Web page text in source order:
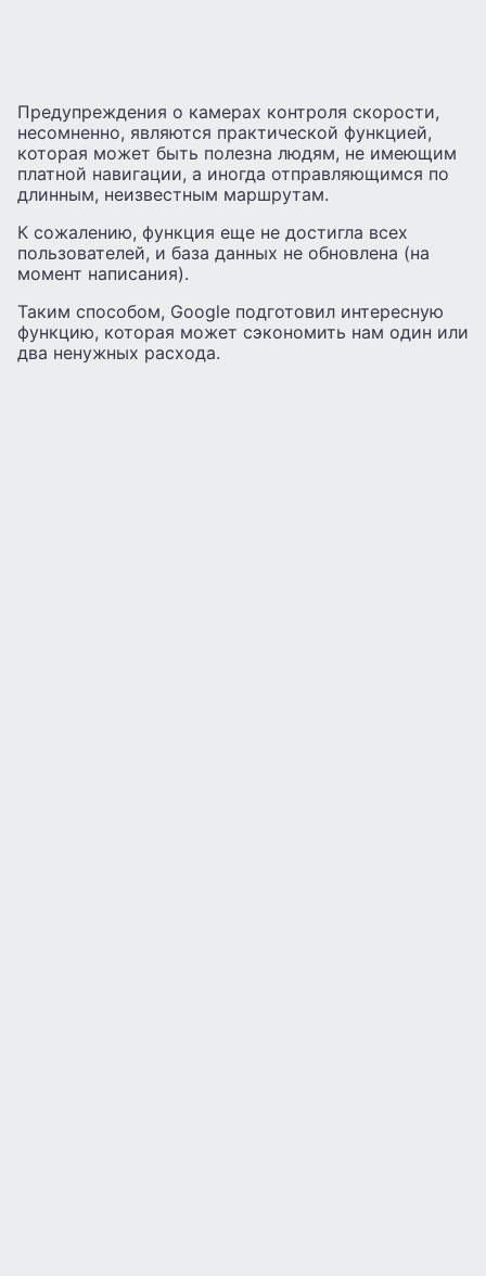
Предупреждения о камерах контроля скорости,
несомненно, являются практической функцией,
которая может быть полезна людям, не имеющим
платной навигации, а иногда отправляющимся по
длинным, неизвестным маршрутам.
К сожалению, функция еще не достигла всех
пользователей, и база данных не обновлена (на
момент написания).
Таким способом, Google подготовил интересную
функцию, которая может сэкономить нам один или
два ненужных расхода.